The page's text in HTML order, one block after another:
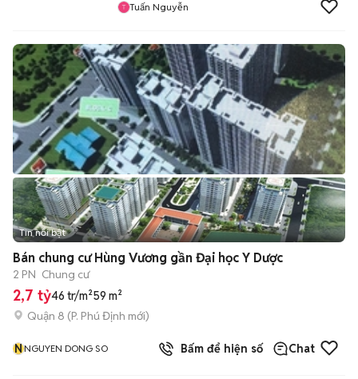
Tuấn Nguyễn
Tin nổi bật
Bán chung cư Hùng Vương gần Đại học Y Dược
2 PN Chung cư
2,7 tỷ46 tr/m²59 m²
Quận 8 (P. Phú Định mới)
NNGUYEN DONG SO Bấm để hiện số Chat